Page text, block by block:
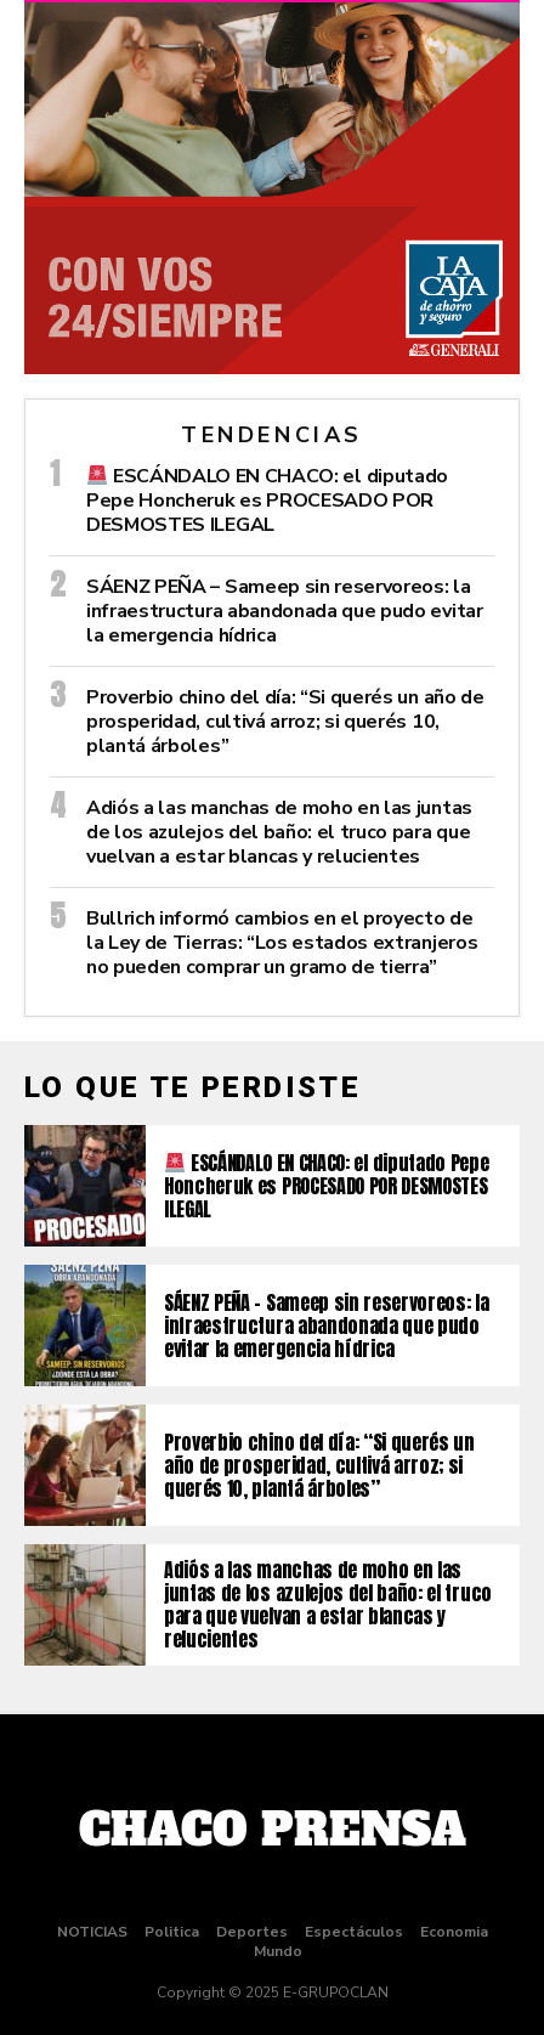
TENDENCIAS
ESCÁNDALO EN CHACO: el diputado
Pepe Honcheruk es PROCESADO POR
DESMOSTES ILEGAL
SÁENZ PEÑA – Sameep sin reservoreos: la
infraestructura abandonada que pudo evitar
la emergencia hídrica
Proverbio chino del día: “Si querés un año de
prosperidad, cultivá arroz; si querés 10,
plantá árboles”
Adiós a las manchas de moho en las juntas
de los azulejos del baño: el truco para que
vuelvan a estar blancas y relucientes
Bullrich informó cambios en el proyecto de
la Ley de Tierras: “Los estados extranjeros
no pueden comprar un gramo de tierra”
LO QUE TE PERDISTE
ESCÁNDALO EN CHACO: el diputado Pepe
Honcheruk es PROCESADO POR DESMOSTES
ILEGAL
SÁENZ PEÑA – Sameep sin reservoreos: la
infraestructura abandonada que pudo
evitar la emergencia hídrica
Proverbio chino del día: “Si querés un
año de prosperidad, cultivá arroz; si
querés 10, plantá árboles”
Adiós a las manchas de moho en las
juntas de los azulejos del baño: el truco
para que vuelvan a estar blancas y
relucientes
NOTICIAS Politica Deportes Espectáculos
Economia
Mundo
Copyright © 2025 E-GRUPOCLAN